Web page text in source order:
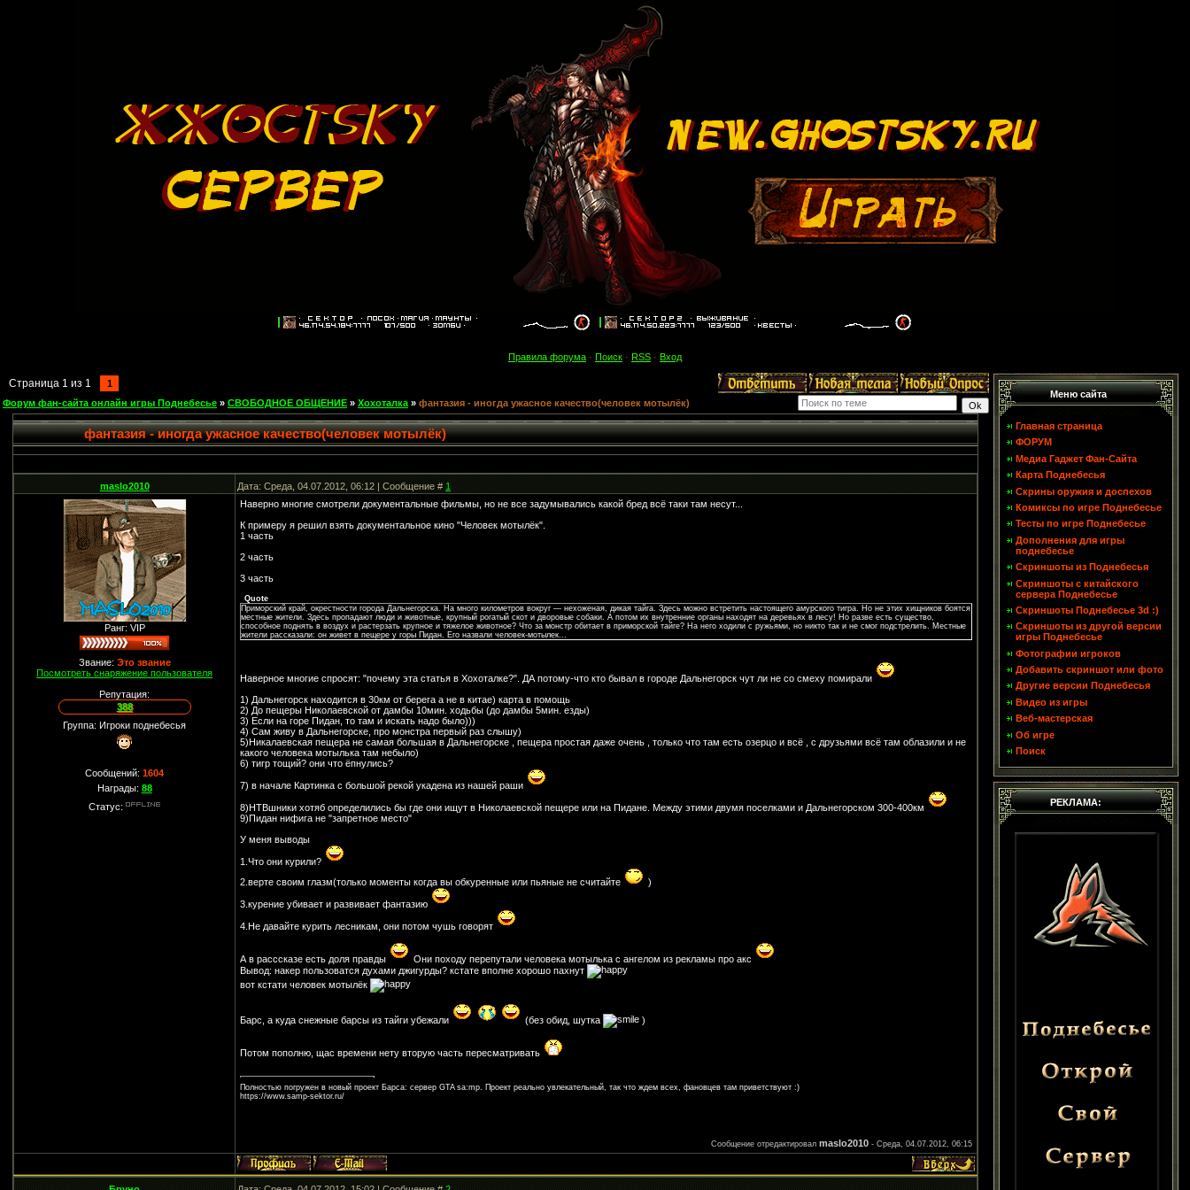
Правила форума · Поиск · RSS · Вход
Страница 1 из 1
1
Форум фан-сайта онлайн игры Поднебесье » СВОБОДНОЕ ОБЩЕНИЕ » Хохоталка » фантазия - иногда ужасное качество(человек мотылёк)
фантазия - иногда ужасное качество(человек мотылёк)
maslo2010 Дата: Среда, 04.07.2012, 06:12 | Сообщение #1
Ранг: VIP
Звание: Это звание
Посмотреть снаряжение пользователя
Репутация:
388
Группа: Игроки поднебесья
Сообщений:1604
Награды: 88
Статус:
Наверно многие смотрели документальные фильмы, но не все задумывались какой бред всё таки там несут...
К примеру я решил взять документальное кино "Человек мотылёк".
1 часть
2 часть
3 часть
Quote
Приморский край, окрестности города Дальнегорска. На много километров вокруг — нехоженая, дикая тайга. Здесь можно встретить настоящего амурского тигра. Но не этих хищников боятся
местные жители. Здесь пропадают люди и животные, крупный рогатый скот и дворовые собаки. А потом их внутренние органы находят на деревьях в лесу! Но разве есть существо,
способное поднять в воздух и растерзать крупное и тяжелое животное? Что за монстр обитает в приморской тайге? На него ходили с ружьями, но никто так и не смог подстрелить. Местные
жители рассказали: он живет в пещере у горы Пидан. Его назвали человек-мотылек...
Наверное многие спросят: "почему эта статья в Хохоталке?". ДА потому-что кто бывал в городе Дальнегорск чут ли не со смеху помирали
1) Дальнегорск находится в 30км от берега а не в китае) карта в помощь
2) До пещеры Николаевской от дамбы 10мин. ходьбы (до дамбы 5мин. езды)
3) Если на горе Пидан, то там и искать надо было)))
4) Сам живу в Дальнегорске, про монстра первый раз слышу)
5)Никалаевская пещера не самая большая в Дальнегорске , пещера простая даже очень , только что там есть озерцо и всё , с друзьями всё там облазили и не
какого человека мотылька там небыло)
6) тигр тощий? они что ёпнулись?
7) в начале Картинка с большой рекой укадена из нашей раши
8)НТВшники хотяб определились бы где они ищут в Николаевской пещере или на Пидане. Между этими двумя поселками и Дальнегорском 300-400км
9)Пидан нифига не "запретное место"
У меня выводы
1.Что они курили?
2.верте своим глазм(только моменты когда вы обкуренные или пьяные не считайте
)
3.курение убивает и развивает фантазию
4.Не давайте курить лесникам, они потом чушь говорят
А в расссказе есть доля правды
Они походу перепутали человека мотылька с ангелом из рекламы про акс
Вывод: накер пользоватся духами джигурды? кстате вполне хорошо пахнут
вот кстати человек мотылёк
Барс, а куда снежные барсы из тайги убежали (без обид, шутка )
Потом пополню, щас времени нету вторую часть пересматривать
Полностью погружен в новый проект Барса: сервер GTA sa:mp. Проект реально увлекательный, так что ждем всех, фановцев там приветствуют :)
https://www.samp-sektor.ru/
Сообщение отредактировалmaslo2010 -Среда, 04.07.2012, 06:15
Меню сайта
Главная страница
ФОРУМ
Медиа Гаджет Фан-Сайта
Карта Поднебесья
Скрины оружия и доспехов
Комиксы по игре Поднебесье
Тесты по игре Поднебесье
Дополнения для игры
поднебесье
Скриншоты из Поднебесья
Скриншоты с китайского
сервера Поднебесье
Скриншоты Поднебесье 3d :)
Скриншоты из другой версии
игры Поднебесье
Фотографии игроков
Добавить скриншот или фото
Другие версии Поднебесья
Видео из игры
Веб-мастерская
Об игре
Поиск
РЕКЛАМА: